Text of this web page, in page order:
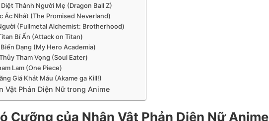
Thành Người Mẹ (Dragon Ball Z)
Ác Nhất (The Promised Neverland)
(Fullmetal Alchemist: Brotherhood)
Bí Ẩn (Attack on Titan)
Dạng (My Hero Academia)
Tham Vọng (Soul Eater)
Lam (One Piece)
Giá Khát Máu (Akame ga Kill!)
Vật Phản Diện Nữ trong Anime
Cưỡng của Nhân Vật Phản Diện Nữ Anime